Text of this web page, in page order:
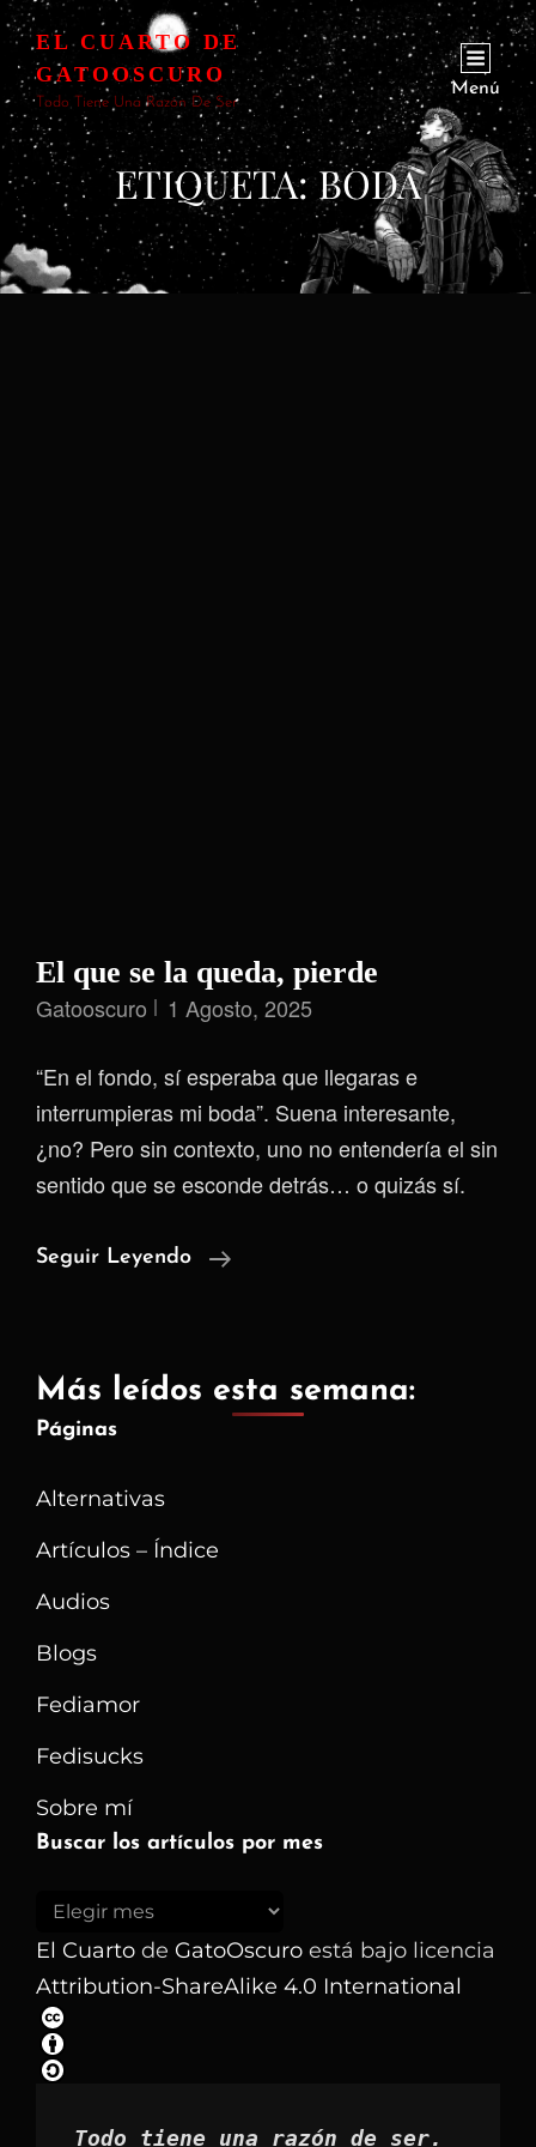
EL CUARTO DE
GATOOSCURO
Todo Tiene Una Razón De Ser
Menú
ETIQUETA:BODA
El que se la queda, pierde
Gatooscuro 1 Agosto, 2025
“En el fondo, sí esperaba que llegaras e
interrumpieras mi boda”. Suena interesante,
¿no? Pero sin contexto, uno no entendería el sin
sentido que se esconde detrás… o quizás sí.
Seguir Leyendo
El
Queda,
Más leídos esta semana:
Páginas
Alternativas
Artículos – Índice
Audios
Blogs
Fediamor
Fedisucks
Sobre mí
Buscar los artículos por mes
Buscar
los
artículos
por
mes
El Cuarto de GatoOscuro está bajo licencia
Attribution-ShareAlike 4.0 International
Todo tiene una razón de ser.